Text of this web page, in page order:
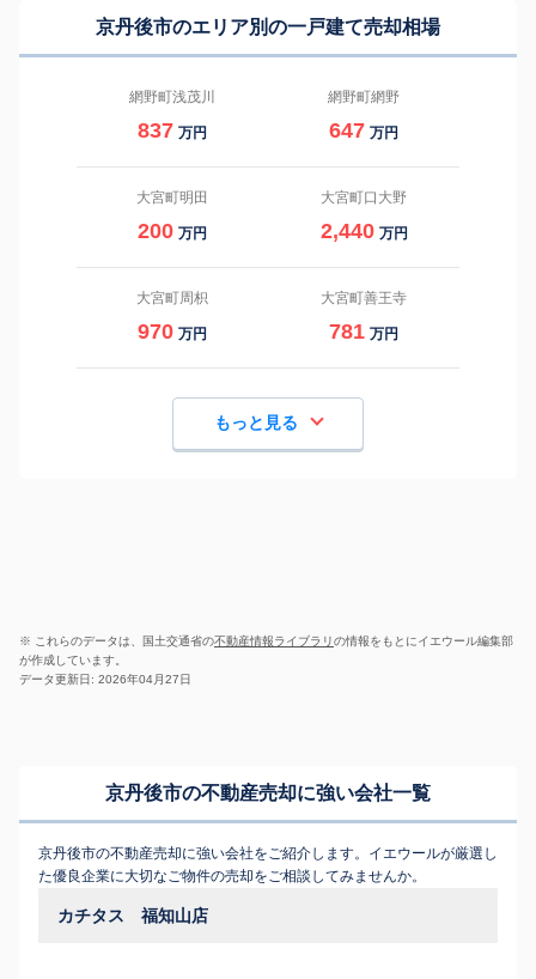
京丹後市のエリア別の一戸建て売却相場
網野町浅茂川
837 万円
網野町網野
647 万円
大宮町明田
200 万円
大宮町口大野
2,440 万円
大宮町周枳
970 万円
大宮町善王寺
781 万円
もっと見る
※ これらのデータは、国土交通省の不動産情報ライブラリの情報をもとにイエウール編集部
が作成しています。
データ更新日: 2026年04月27日
京丹後市の不動産売却に強い会社一覧
京丹後市の不動産売却に強い会社をご紹介します。イエウールが厳選し
た優良企業に大切なご物件の売却をご相談してみませんか。
カチタス 福知山店